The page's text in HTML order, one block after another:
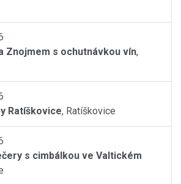
Znojmem s ochutnávkou vín,
Ratíškovice, Ratíškovice
s cimbálkou ve Valtickém